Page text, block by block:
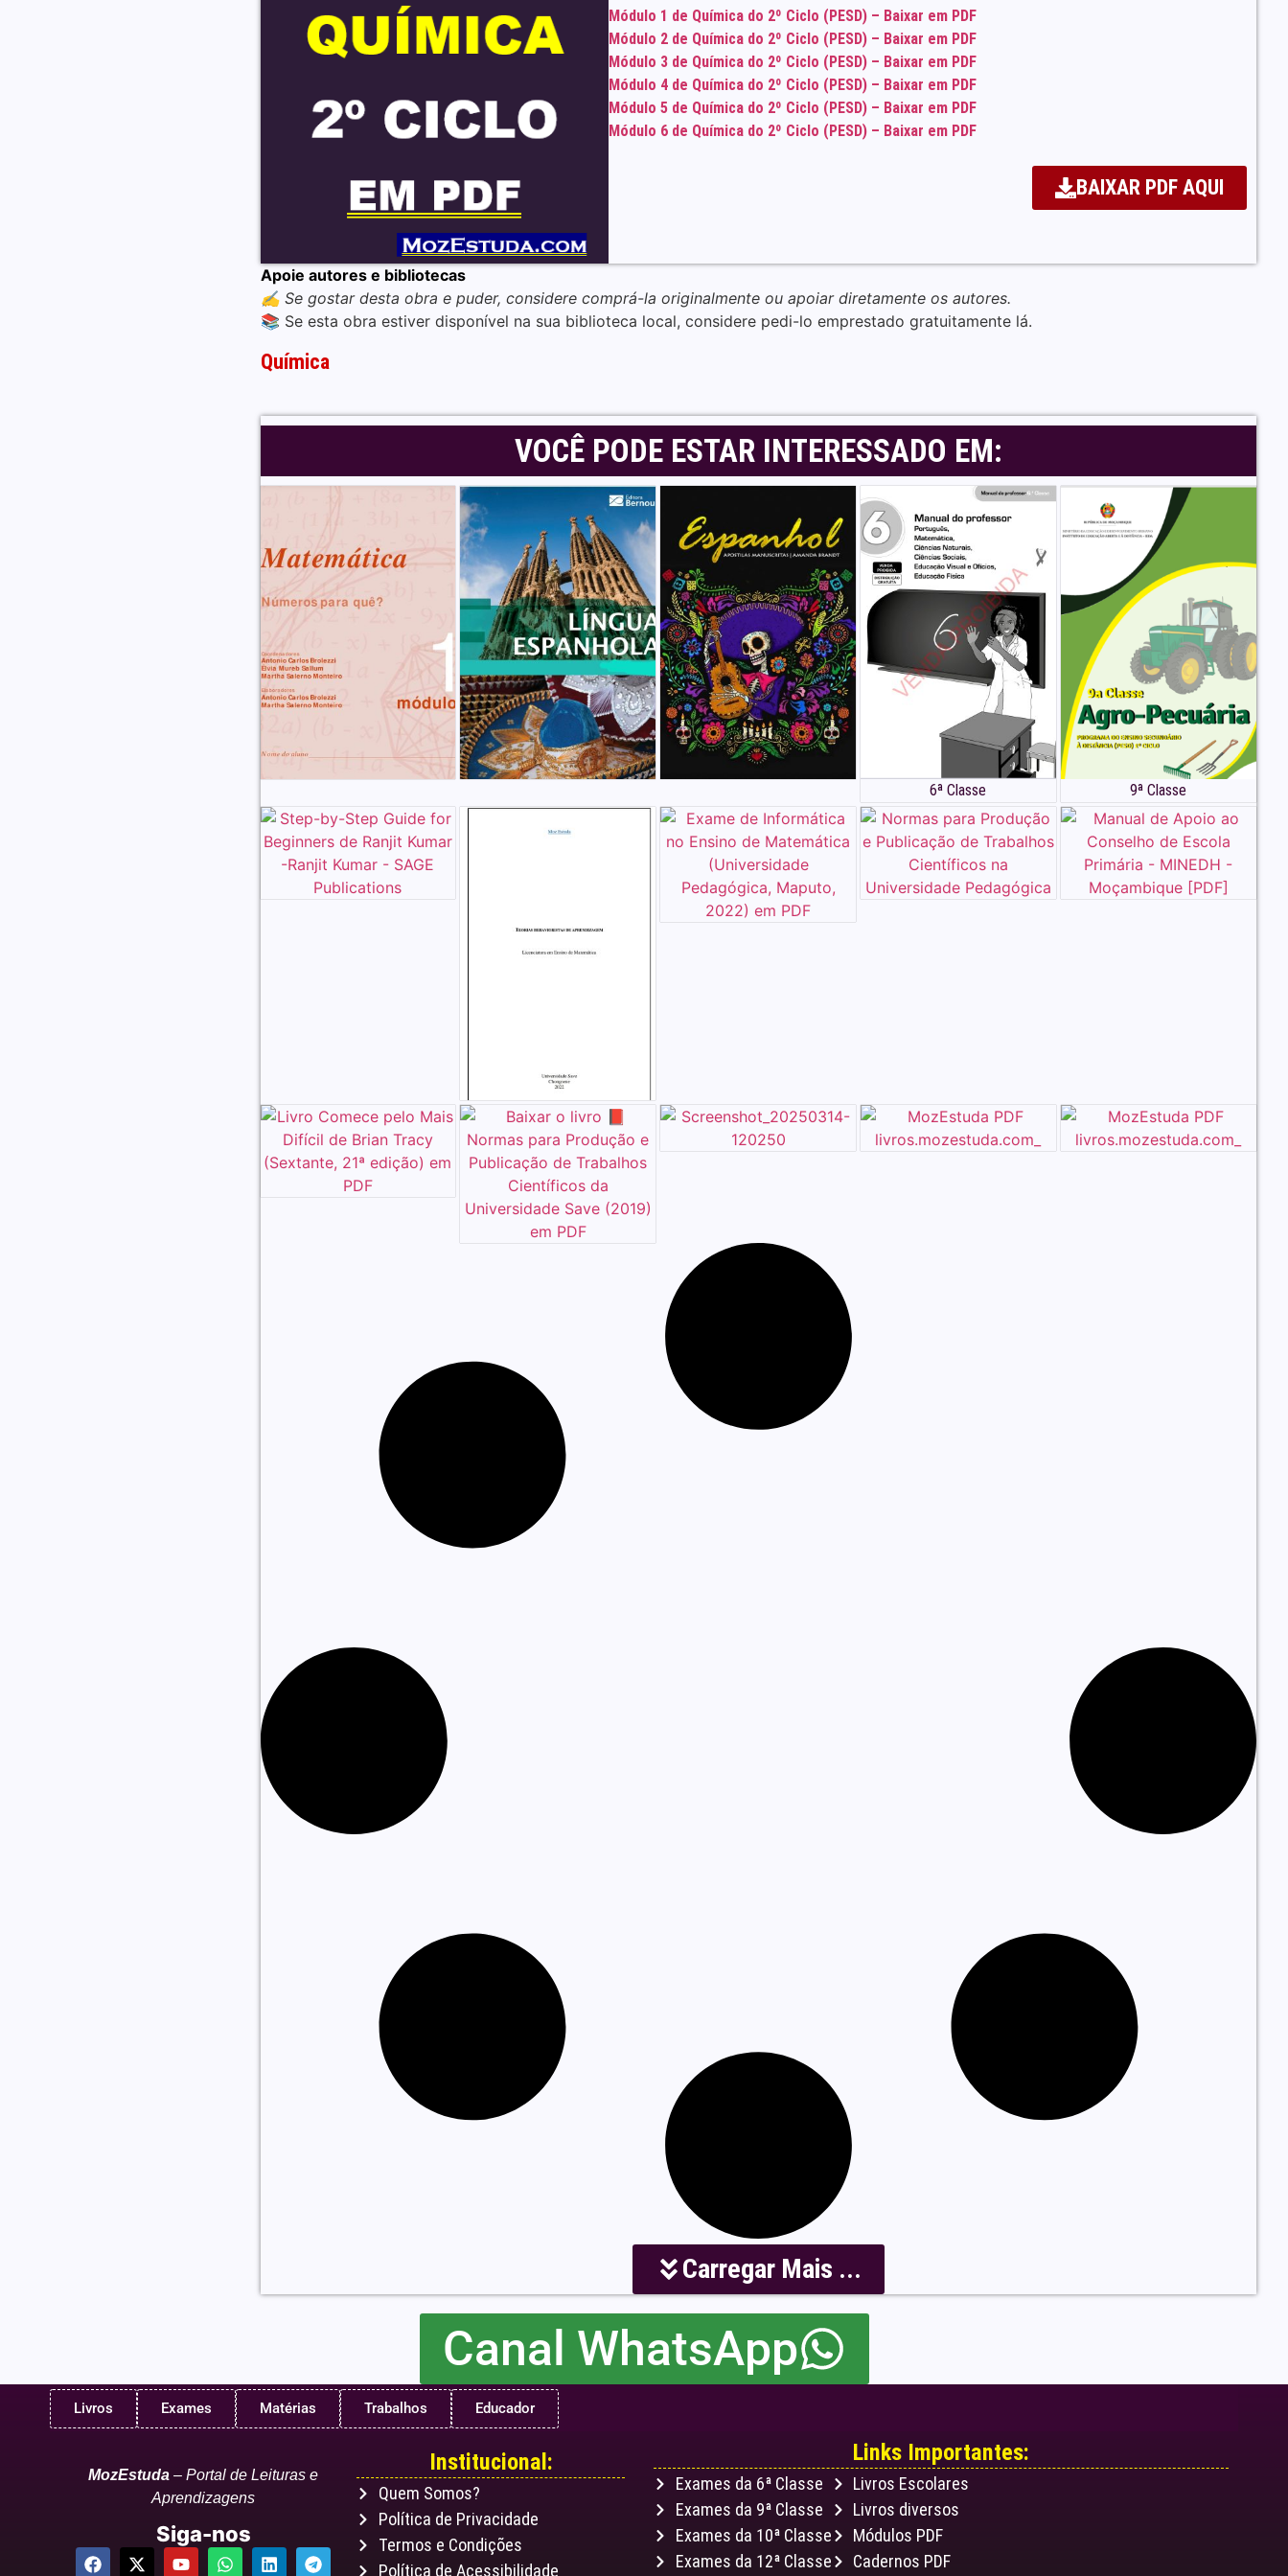
Módulo 1 de Química do 2º Ciclo (PESD) – Baixar em PDF
Módulo 2 de Química do 2º Ciclo (PESD) – Baixar em PDF
Módulo 3 de Química do 2º Ciclo (PESD) – Baixar em PDF
Módulo 4 de Química do 2º Ciclo (PESD) – Baixar em PDF
Módulo 5 de Química do 2º Ciclo (PESD) – Baixar em PDF
Módulo 6 de Química do 2º Ciclo (PESD) – Baixar em PDF
BAIXAR PDF AQUI
Apoie autores e bibliotecas
✍️ Se gostar desta obra e puder, considere comprá-la originalmente ou apoiar diretamente os autores.
📚 Se esta obra estiver disponível na sua biblioteca local, considere pedi-lo emprestado gratuitamente lá.
Química
VOCÊ PODE ESTAR INTERESSADO EM:
6ª Classe 9ª Classe
Carregar Mais ...
Canal WhatsApp
Livros Exames Matérias Trabalhos Educador
MozEstuda – Portal de Leituras e
Aprendizagens
Siga-nos
Institucional:
Quem Somos?
Política de Privacidade
Termos e Condições
Política de Acessibilidade
Links Importantes:
Exames da 6ª Classe
Exames da 9ª Classe
Exames da 10ª Classe
Exames da 12ª Classe
Livros Escolares
Livros diversos
Módulos PDF
Cadernos PDF